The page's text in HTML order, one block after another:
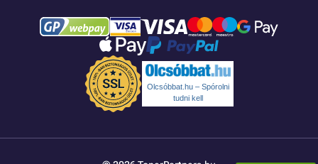
Olcsóbbat.hu – Spórolni
tudni kell